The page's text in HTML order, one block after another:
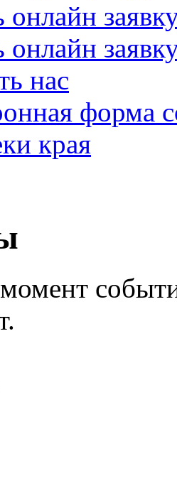
онлайн
онлайн
нас
форма
края